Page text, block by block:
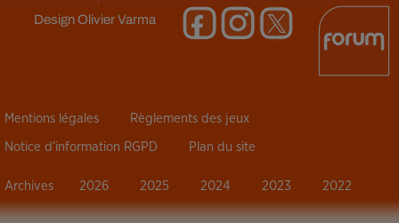
DesignOlivier Varma
Mentions légales Règlements des jeux
Notice d’information RGPD Plan du site
Archives 2026 2025 2024 2023 2022